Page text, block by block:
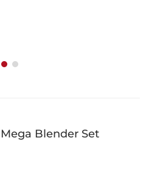
Blender Set